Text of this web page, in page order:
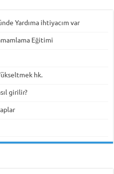
Yardıma ihtiyacım var
Eğitimi
hk.
girilir?